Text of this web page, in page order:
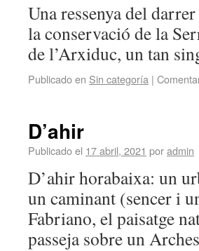
Una ressenya del
la conservació de la
de l’Arxiduc, un tan
Publicado en Sin categoría |
D’ahir
Publicado el 17 abril, 2021 poradmin
D’ahir horabaixa: un
un caminant (sencer i
Fabriano, el paisatge
passeja sobre un